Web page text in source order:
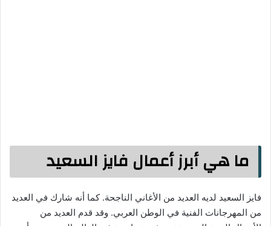
ما هي أبرز أعمال فايز السعيد
فايز السعيد لديه العديد من الأغاني الناجحة. كما أنه شارك في العديد
من المهرجانات الفنية في الوطن العربي. وقد قدم العديد من